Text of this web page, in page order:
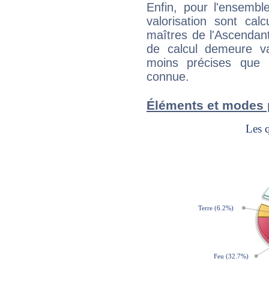
Enfin, pour
valorisation sont
maîtres de
de calcul demeure
moins précises que
connue.
Éléments et